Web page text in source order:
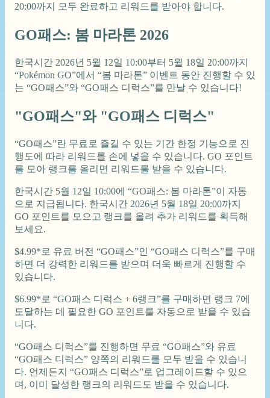
20:00까지 모두 완료하고 리워드를 받아야 합니다.
GO패스: 봄 마라톤 2026
한국시간 2026년 5월 12일 10:00부터 5월 18일 20:00까지
“Pokémon GO”에서 “봄 마라톤” 이벤트 동안 진행할 수 있
는 “GO패스”와 “GO패스 디럭스”를 만날 수 있습니다!
"GO패스"와 "GO패스 디럭스"
“GO패스”란 무료로 즐길 수 있는 기간 한정 기능으로 진
행도에 따라 리워드를 손에 넣을 수 있습니다. GO 포인트
를 모아 랭크를 올리면 리워드를 받을 수 있습니다.
한국시간 5월 12일 10:00에 “GO패스: 봄 마라톤”이 자동
으로 지급됩니다. 한국시간 2026년 5월 18일 20:00까지
GO 포인트를 모으고 랭크를 올려 추가 리워드를 획득해
보세요.
$4.99*로 유료 버전 “GO패스”인 “GO패스 디럭스”를 구매
하면 더 강력한 리워드를 받으며 더욱 빠르게 진행할 수
있습니다.
$6.99*로 “GO패스 디럭스 + 6랭크”를 구매하면 랭크 7에
도달하는 데 필요한 GO 포인트를 자동으로 받을 수 있습
니다.
“GO패스 디럭스”를 진행하면 무료 “GO패스”와 유료
“GO패스 디럭스” 양쪽의 리워드를 모두 받을 수 있습니
다. 언제든지 “GO패스 디럭스”로 업그레이드할 수 있으
며, 이미 달성한 랭크의 리워드도 받을 수 있습니다.